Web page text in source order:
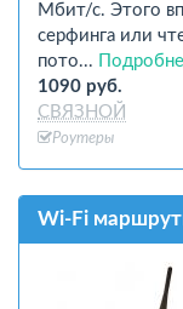
Мбит/с. Этого
серфинга или
пото...
1090 руб.
СВЯЗНОЙ
Роутеры
Wi-Fi